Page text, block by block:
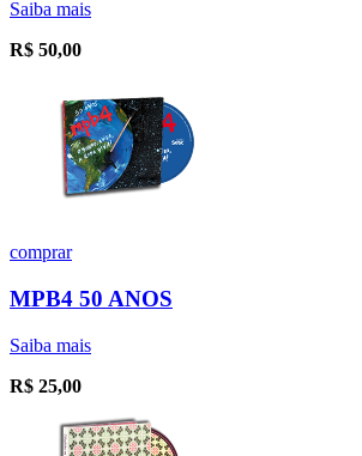
Saiba mais
R$ 50,00
comprar
MPB4 50 ANOS
Saiba mais
R$ 25,00